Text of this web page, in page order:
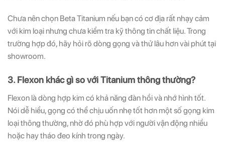
Chưa nên chọn Beta Titanium nếu bạn có cơ địa rất nhạy cảm
với kim loại nhưng chưa kiểm tra kỹ thông tin chất liệu. Trong
trường hợp đó, hãy hỏi rõ dòng gọng và thử lâu hơn vài phút tại
showroom.
3. Flexon khác gì so với Titanium thông thường?
Flexon là dòng hợp kim có khả năng đàn hồi và nhớ hình tốt.
Nói dễ hiểu, gọng có thể chịu uốn nhẹ tốt hơn một số gọng kim
loại thông thường, nhờ đó phù hợp với người vận động nhiều
hoặc hay tháo đeo kính trong ngày.